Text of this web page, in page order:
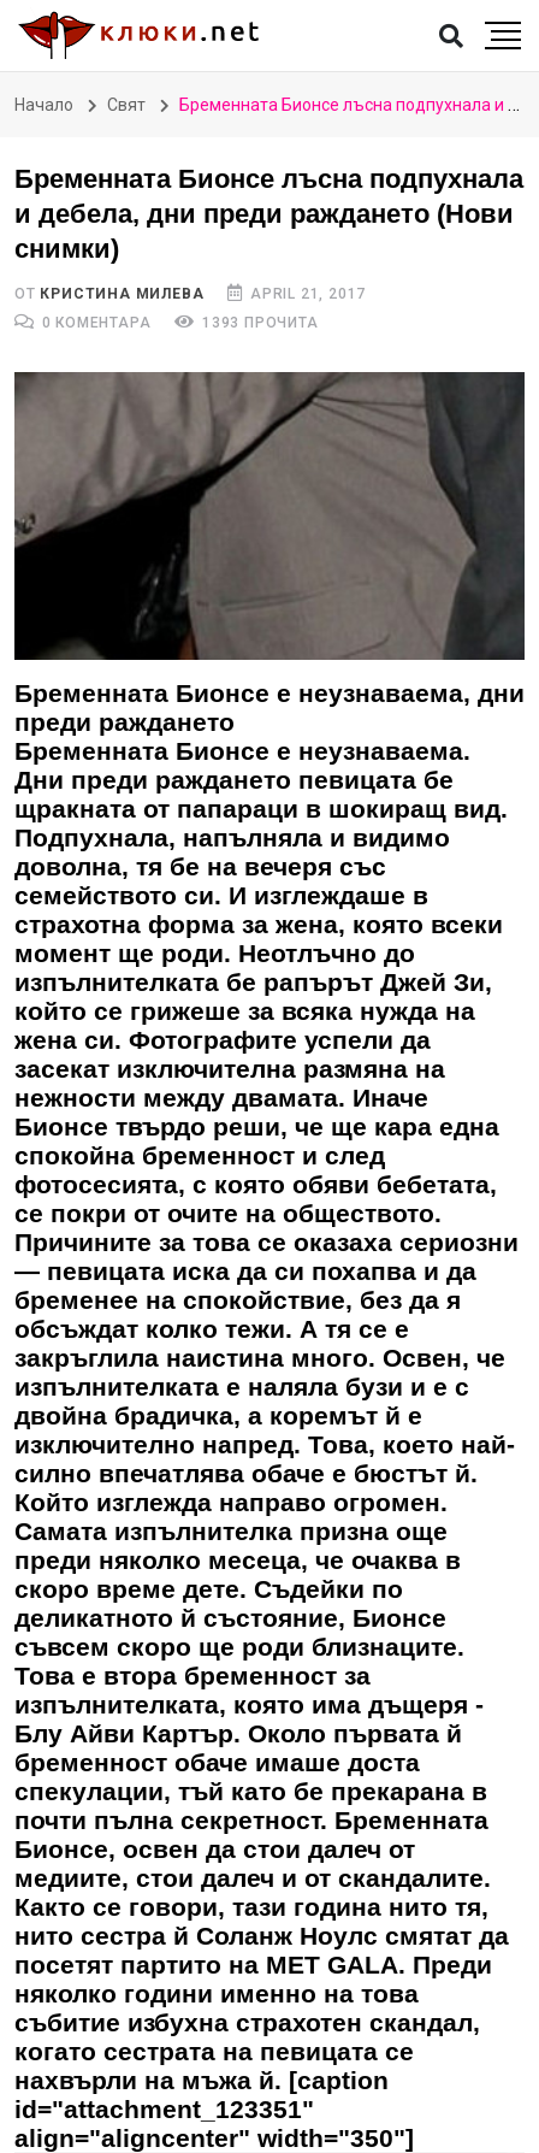
Начало Свят Бременната Бионсе лъсна подпухнала и дебела, дни преди раждането (Нови снимки)
Бременната Бионсе лъсна подпухнала
и дебела, дни преди раждането (Нови
снимки)
ОТ КРИСТИНА МИЛЕВА
APRIL 21, 2017
0 КОМЕНТАРА
1393 ПРОЧИТА
Бременната Бионсе е неузнаваема, дни
преди раждането
Бременната Бионсе е неузнаваема.
Дни преди раждането певицата бе
щракната от папараци в шокиращ вид.
Подпухнала, напълняла и видимо
доволна, тя бе на вечеря със
семейството си. И изглеждаше в
страхотна форма за жена, която всеки
момент ще роди. Неотлъчно до
изпълнителката бе рапърът Джей Зи,
който се грижеше за всяка нужда на
жена си. Фотографите успели да
засекат изключителна размяна на
нежности между двамата. Иначе
Бионсе твърдо реши, че ще кара една
спокойна бременност и след
фотосесията, с която обяви бебетата,
се покри от очите на обществото.
Причините за това се оказаха сериозни
— певицата иска да си похапва и да
бременее на спокойствие, без да я
обсъждат колко тежи. А тя се е
закръглила наистина много. Освен, че
изпълнителката е наляла бузи и е с
двойна брадичка, а коремът й е
изключително напред. Това, което най-
силно впечатлява обаче е бюстът й.
Който изглежда направо огромен.
Самата изпълнителка призна още
преди няколко месеца, че очаква в
скоро време дете. Съдейки по
деликатното й състояние, Бионсе
съвсем скоро ще роди близнаците.
Това е втора бременност за
изпълнителката, която има дъщеря -
Блу Айви Картър. Около първата й
бременност обаче имаше доста
спекулации, тъй като бе прекарана в
почти пълна секретност. Бременната
Бионсе, освен да стои далеч от
медиите, стои далеч и от скандалите.
Както се говори, тази година нито тя,
нито сестра й Соланж Ноулс смятат да
посетят партито на MET GALA. Преди
няколко години именно на това
събитие избухна страхотен скандал,
когато сестрата на певицата се
нахвърли на мъжа й. [caption
id="attachment_123351"
align="aligncenter" width="350"]